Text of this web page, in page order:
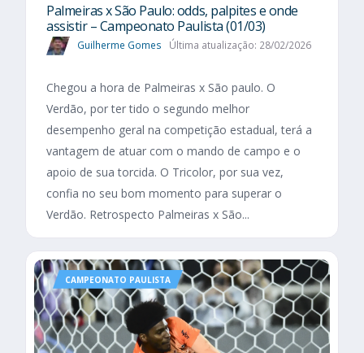
Palmeiras x São Paulo: odds, palpites e onde
assistir – Campeonato Paulista (01/03)
Guilherme Gomes Última atualização: 28/02/2026
Chegou a hora de Palmeiras x São paulo. O
Verdão, por ter tido o segundo melhor
desempenho geral na competição estadual, terá a
vantagem de atuar com o mando de campo e o
apoio de sua torcida. O Tricolor, por sua vez,
confia no seu bom momento para superar o
Verdão. Retrospecto Palmeiras x São...
CAMPEONATO PAULISTA